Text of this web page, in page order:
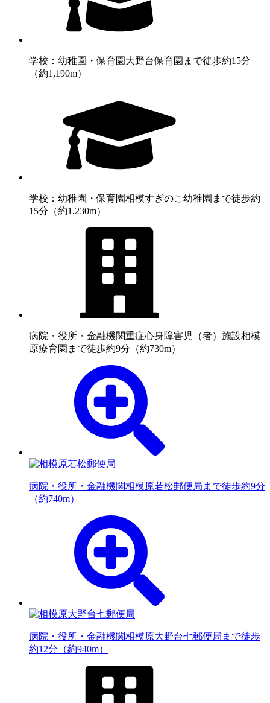
学校：幼稚園・保育園 大野台保育園まで徒歩約15分
（約1,190m）
学校：幼稚園・保育園相模すぎのこ幼稚園まで徒歩約
15分（約1,230m）
病院・役所・金融機関重症心身障害児（者）施設相模
原療育園まで徒歩約9分（約730m）
病院・役所・金融機関相模原若松郵便局まで徒歩約9分
（約740m）
病院・役所・金融機関相模原大野台七郵便局まで徒歩
約12分（約940m）